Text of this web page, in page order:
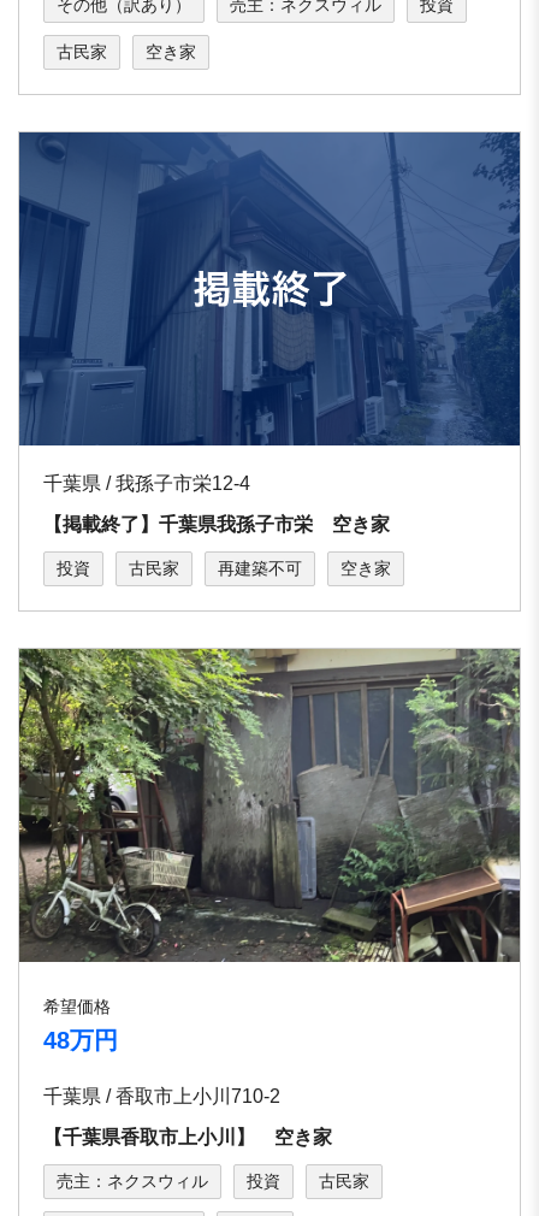
その他（訳あり） 売主：ネクスウィル 投資
古民家 空き家
千葉県 / 我孫子市栄12-4
【掲載終了】千葉県我孫子市栄 空き家
投資 古民家 再建築不可 空き家
希望価格
48万円
千葉県 / 香取市上小川710-2
【千葉県香取市上小川】 空き家
売主：ネクスウィル 投資 古民家